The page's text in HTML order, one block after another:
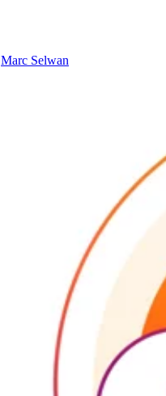
Marc Selwan